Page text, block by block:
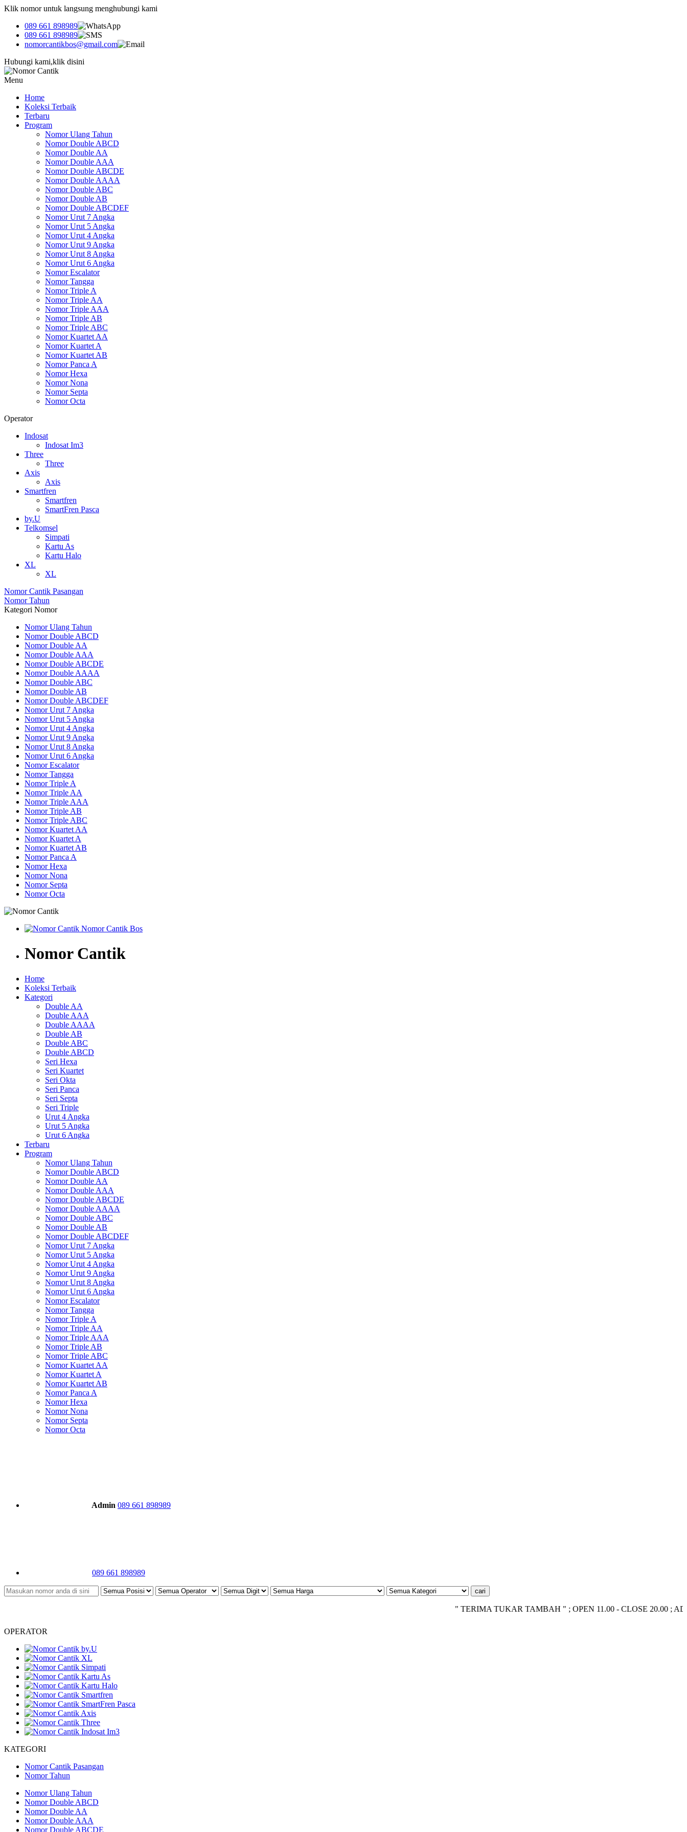
Klik nomor untuk langsung menghubungi kami
089 661 898989
089 661 898989
nomorcantikbos@gmail.com
Hubungi kami,klik disini
Menu
Home
Koleksi Terbaik
Terbaru
Program
Nomor Ulang Tahun
Nomor Double ABCD
Nomor Double AA
Nomor Double AAA
Nomor Double ABCDE
Nomor Double AAAA
Nomor Double ABC
Nomor Double AB
Nomor Double ABCDEF
Nomor Urut 7 Angka
Nomor Urut 5 Angka
Nomor Urut 4 Angka
Nomor Urut 9 Angka
Nomor Urut 8 Angka
Nomor Urut 6 Angka
Nomor Escalator
Nomor Tangga
Nomor Triple A
Nomor Triple AA
Nomor Triple AAA
Nomor Triple AB
Nomor Triple ABC
Nomor Kuartet AA
Nomor Kuartet A
Nomor Kuartet AB
Nomor Panca A
Nomor Hexa
Nomor Nona
Nomor Septa
Nomor Octa
Operator
Indosat
Indosat Im3
Three
Three
Axis
Axis
Smartfren
Smartfren
SmartFren Pasca
by.U
Telkomsel
Simpati
Kartu As
Kartu Halo
XL
XL
Nomor Cantik Pasangan
Nomor Tahun
Kategori Nomor
Nomor Ulang Tahun
Nomor Double ABCD
Nomor Double AA
Nomor Double AAA
Nomor Double ABCDE
Nomor Double AAAA
Nomor Double ABC
Nomor Double AB
Nomor Double ABCDEF
Nomor Urut 7 Angka
Nomor Urut 5 Angka
Nomor Urut 4 Angka
Nomor Urut 9 Angka
Nomor Urut 8 Angka
Nomor Urut 6 Angka
Nomor Escalator
Nomor Tangga
Nomor Triple A
Nomor Triple AA
Nomor Triple AAA
Nomor Triple AB
Nomor Triple ABC
Nomor Kuartet AA
Nomor Kuartet A
Nomor Kuartet AB
Nomor Panca A
Nomor Hexa
Nomor Nona
Nomor Septa
Nomor Octa
Nomor Cantik
Home
Koleksi Terbaik
Kategori
Double AA
Double AAA
Double AAAA
Double AB
Double ABC
Double ABCD
Seri Hexa
Seri Kuartet
Seri Okta
Seri Panca
Seri Septa
Seri Triple
Urut 4 Angka
Urut 5 Angka
Urut 6 Angka
Terbaru
Program
Nomor Ulang Tahun
Nomor Double ABCD
Nomor Double AA
Nomor Double AAA
Nomor Double ABCDE
Nomor Double AAAA
Nomor Double ABC
Nomor Double AB
Nomor Double ABCDEF
Nomor Urut 7 Angka
Nomor Urut 5 Angka
Nomor Urut 4 Angka
Nomor Urut 9 Angka
Nomor Urut 8 Angka
Nomor Urut 6 Angka
Nomor Escalator
Nomor Tangga
Nomor Triple A
Nomor Triple AA
Nomor Triple AAA
Nomor Triple AB
Nomor Triple ABC
Nomor Kuartet AA
Nomor Kuartet A
Nomor Kuartet AB
Nomor Panca A
Nomor Hexa
Nomor Nona
Nomor Septa
Nomor Octa
Admin 089 661 898989
089 661 898989
" TERIMA TUKAR TAMBAH " ; OPEN 11.00 - CLOSE 20.00 ; ADMIN
OPERATOR
KATEGORI
Nomor Cantik Pasangan
Nomor Tahun
Nomor Ulang Tahun
Nomor Double ABCD
Nomor Double AA
Nomor Double AAA
Nomor Double ABCDE